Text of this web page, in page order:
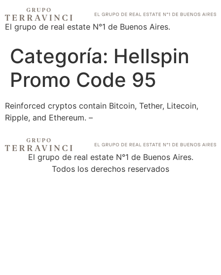
El grupo de real estate N°1 de Buenos Aires.
Categoría: Hellspin
Promo Code 95
Reinforced cryptos contain Bitcoin, Tether, Litecoin,
Ripple, and Ethereum. –
El grupo de real estate N°1 de Buenos Aires.
Todos los derechos reservados